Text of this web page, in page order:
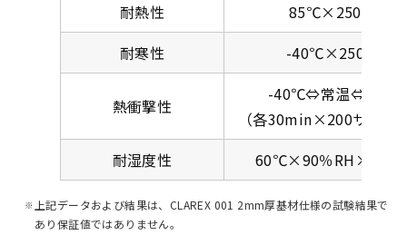
耐熱性
85℃×250hr
耐寒性
-40℃×250hr
熱衝撃性
-40℃⇔常温⇔85℃
（各30min×200サイク
耐湿度性
60℃×90％
上記データおよび結果は、CLAREX 001 2mm厚基材仕様の試験結果で
あり保証値ではありません。